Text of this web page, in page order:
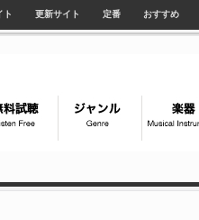
ト 更新サイト 定番 おすすめ